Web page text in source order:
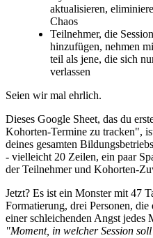
aktualisieren,
Chaos
Teilnehmer, die
hinzufügen, nehmen
teil als jene, die sich
verlassen
Seien wir mal ehrlich.
Dieses Google Sheet, das du
Kohorten-Termine zu tracken",
deines gesamten
- vielleicht 20 Zeilen, ein paar
der Teilnehmer und Kohorten-
Jetzt? Es ist ein Monster mit 47
Formatierung, drei Personen,
einer schleichenden Angst jedes
"Moment, in welcher Session